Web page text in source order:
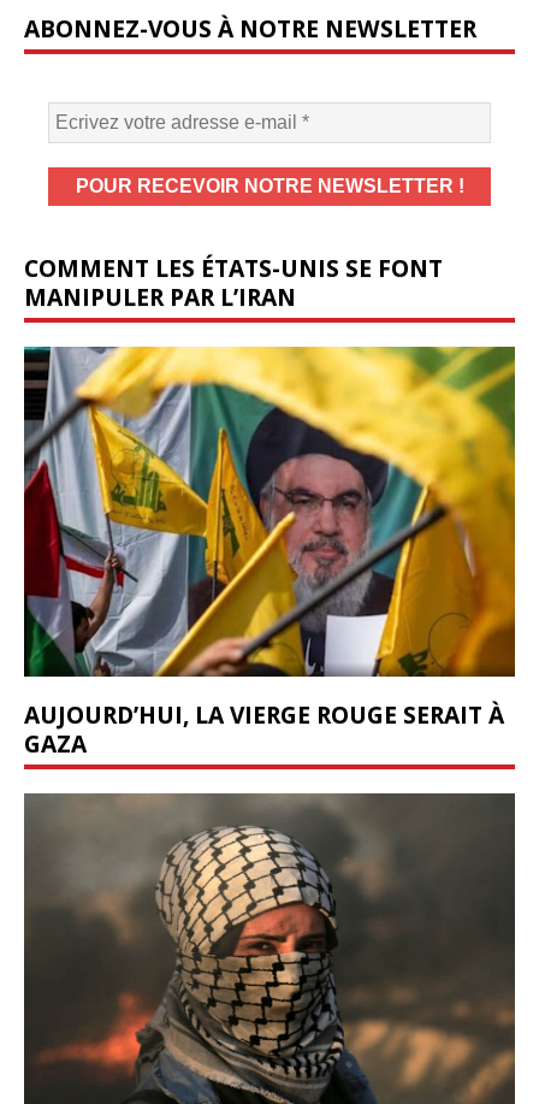
ABONNEZ-VOUS À NOTRE NEWSLETTER
COMMENT LES ÉTATS-UNIS SE FONT
MANIPULER PAR L’IRAN
AUJOURD’HUI, LA VIERGE ROUGE SERAIT À
GAZA